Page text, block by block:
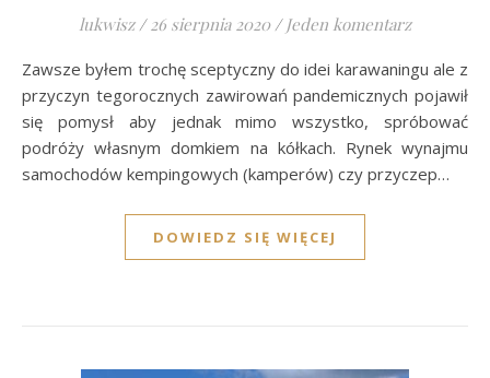
lukwisz / 26 sierpnia 2020 / Jeden komentarz
Zawsze byłem trochę sceptyczny do idei karawaningu ale z
przyczyn tegorocznych zawirowań pandemicznych pojawił
się pomysł aby jednak mimo wszystko, spróbować
podróży własnym domkiem na kółkach. Rynek wynajmu
samochodów kempingowych (kamperów) czy przyczep…
DOWIEDZ SIĘ WIĘCEJ